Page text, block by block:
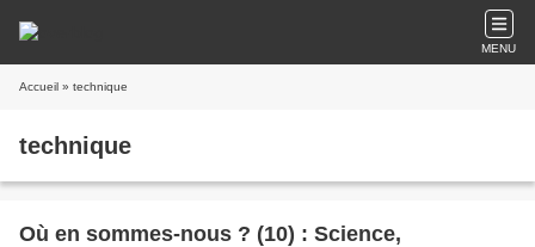
MENU
Accueil » technique
technique
Où en sommes-nous ? (10) : Science,